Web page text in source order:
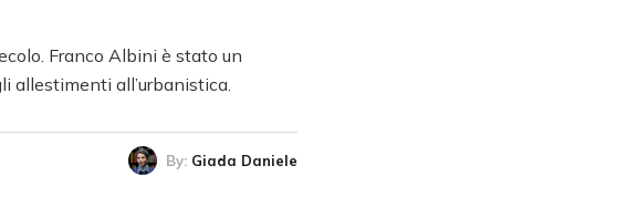
Franco Albini è stato un
allestimenti all’urbanistica.
By: Giada Daniele